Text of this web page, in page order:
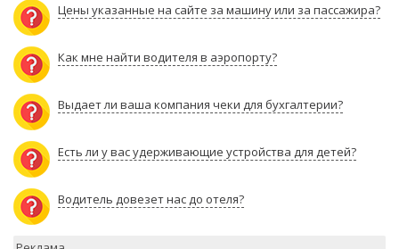
Цены указанные на сайте за машину или за пассажира?
Как мне найти водителя в аэропорту?
Выдает ли ваша компания чеки для бухгалтерии?
Есть ли у вас удерживающие устройства для детей?
Водитель довезет нас до отеля?